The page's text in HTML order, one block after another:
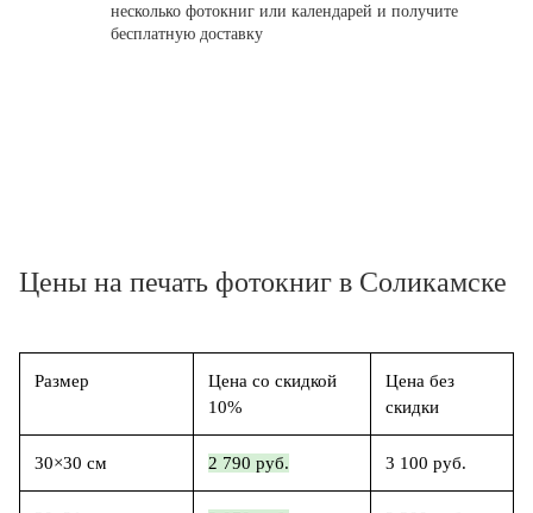
несколько фотокниг или календарей и получите
бесплатную доставку
Цены на печать фотокниг в Соликамске
Размер
Цена со скидкой
10%
Цена без
скидки
30×30 см 2 790 руб. 3 100 руб.